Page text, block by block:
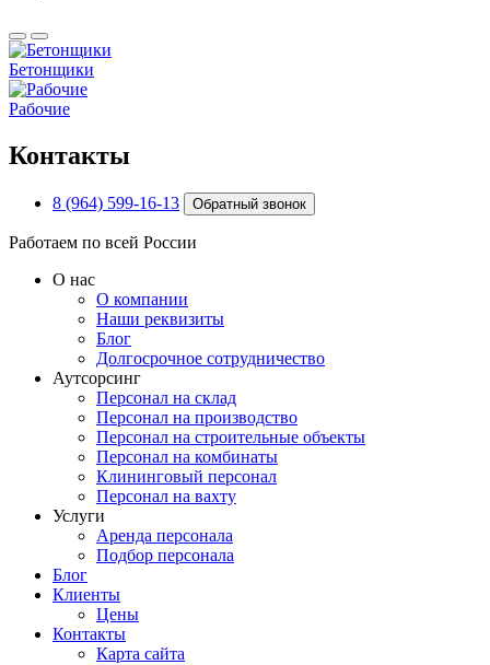
Бетонщики
Рабочие
Контакты
8 (964) 599-16-13 Обратный звонок
Работаем по всей России
О нас
О компании
Наши реквизиты
Блог
Долгосрочное сотрудничество
Аутсорсинг
Персонал на склад
Персонал на производство
Персонал на строительные объекты
Персонал на комбинаты
Клининговый персонал
Персонал на вахту
Услуги
Аренда персонала
Подбор персонала
Блог
Клиенты
Цены
Контакты
Карта сайта